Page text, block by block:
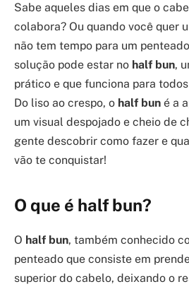
Sabe aqueles dias em que o
colabora? Ou quando você quer
não tem tempo para um
solução pode estar no half bun,
prático e que funciona para
Do liso ao crespo, o half bun é a
um visual despojado e cheio de
gente descobrir como fazer e
vão te conquistar!
O que é half bun?
O half bun, também conhecido
penteado que consiste em
superior do cabelo, deixando o